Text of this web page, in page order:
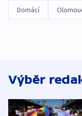
Domácí
Výběr